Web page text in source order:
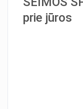
prie jūros